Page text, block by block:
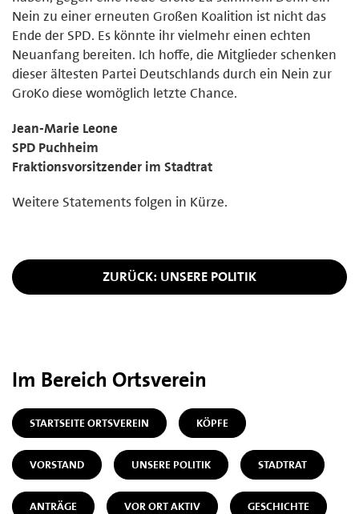
Nein zu einer erneuten Großen Koalition ist nicht das
Ende der SPD. Es könnte ihr vielmehr einen echten
Neuanfang bereiten. Ich hoffe, die Mitglieder schenken
dieser ältesten Partei Deutschlands durch ein Nein zur
GroKo diese womöglich letzte Chance.
Jean-Marie Leone
SPD Puchheim
Fraktionsvorsitzender im Stadtrat
Weitere Statements folgen in Kürze.
ZURÜCK: UNSERE POLITIK
Im Bereich Ortsverein
STARTSEITE ORTSVEREIN KÖPFE
VORSTAND UNSERE POLITIK STADTRAT
ANTRÄGE VOR ORT AKTIV GESCHICHTE